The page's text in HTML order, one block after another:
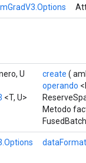
U
<T, U>
create (
operando
Metodo
dataFormat